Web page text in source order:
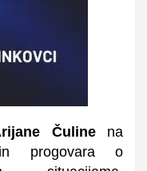
Čulinena
progovara o